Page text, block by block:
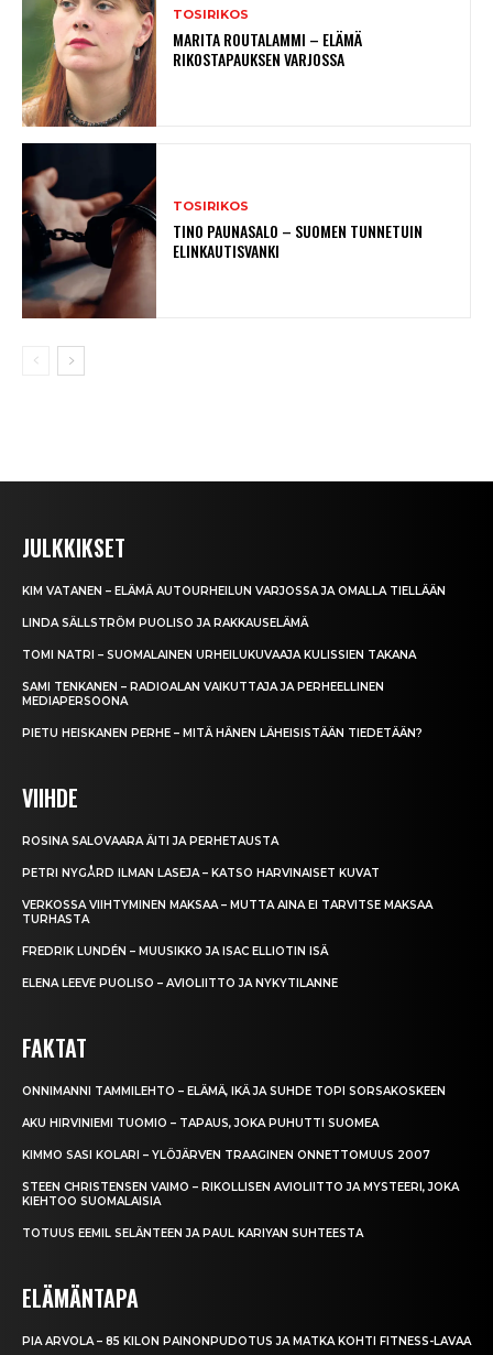
TOSIRIKOS
MARITA ROUTALAMMI – ELÄMÄ
RIKOSTAPAUKSEN VARJOSSA
TOSIRIKOS
TINO PAUNASALO – SUOMEN TUNNETUIN
ELINKAUTISVANKI
JULKKIKSET
KIM VATANEN – ELÄMÄ AUTOURHEILUN VARJOSSA JA OMALLA TIELLÄÄN
LINDA SÄLLSTRÖM PUOLISO JA RAKKAUSELÄMÄ
TOMI NATRI – SUOMALAINEN URHEILUKUVAAJA KULISSIEN TAKANA
SAMI TENKANEN – RADIOALAN VAIKUTTAJA JA PERHEELLINEN
MEDIAPERSOONA
PIETU HEISKANEN PERHE – MITÄ HÄNEN LÄHEISISTÄÄN TIEDETÄÄN?
VIIHDE
ROSINA SALOVAARA ÄITI JA PERHETAUSTA
PETRI NYGÅRD ILMAN LASEJA – KATSO HARVINAISET KUVAT
VERKOSSA VIIHTYMINEN MAKSAA – MUTTA AINA EI TARVITSE MAKSAA
TURHASTA
FREDRIK LUNDÉN – MUUSIKKO JA ISAC ELLIOTIN ISÄ
ELENA LEEVE PUOLISO – AVIOLIITTO JA NYKYTILANNE
FAKTAT
ONNIMANNI TAMMILEHTO – ELÄMÄ, IKÄ JA SUHDE TOPI SORSAKOSKEEN
AKU HIRVINIEMI TUOMIO – TAPAUS, JOKA PUHUTTI SUOMEA
KIMMO SASI KOLARI – YLÖJÄRVEN TRAAGINEN ONNETTOMUUS 2007
STEEN CHRISTENSEN VAIMO – RIKOLLISEN AVIOLIITTO JA MYSTEERI, JOKA
KIEHTOO SUOMALAISIA
TOTUUS EEMIL SELÄNTEEN JA PAUL KARIYAN SUHTEESTA
ELÄMÄNTAPA
PIA ARVOLA – 85 KILON PAINONPUDOTUS JA MATKA KOHTI FITNESS-LAVAA